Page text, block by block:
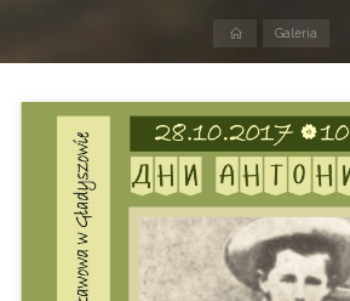
StronaGaleria